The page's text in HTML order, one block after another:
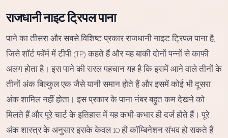
राजधानी नाइट ट्रिपल पाना
पाने का तीसरा और सबसे विशिष्ट प्रकार राजधानी नाइट ट्रिपल पाना है,
जिसे शॉर्ट फॉर्म में टीपी (TP) कहते हैं और यह बाकी दोनों पन्नों से काफी
अलग होता है। इस पाने की सरल पहचान यह है कि इसमें आने वाले तीनों के
तीनों अंक बिल्कुल एक जैसे यानी समान होते हैं और इसमें कोई भी दूसरा
अंक शामिल नहीं होता। इस प्रकार के पाना नंबर बहुत कम देखने को
मिलते हैं और पूरे चार्ट के इतिहास में यह कभी-कभार ही दर्ज होते हैं। पूरे
अंक शास्त्र के अनुसार इसके केवल 10 ही कॉम्बिनेशन संभव हो सकते हैं